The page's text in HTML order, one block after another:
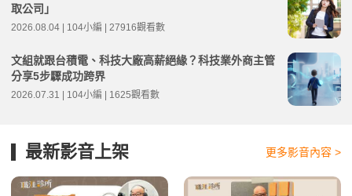
取公司」
2026.08.04 | 104小編 | 27916觀看數
文組就跟台積電、科技大廠高薪絕緣？科技業外商主管
分享5步驟成功跨界
2026.07.31 | 104小編 | 1625觀看數
最新影音上架 更多影音內容 >